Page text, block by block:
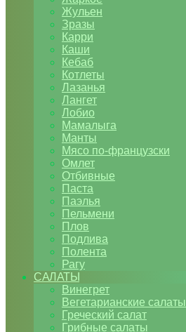
Жульен
Зразы
Карри
Каши
Кебаб
Котлеты
Лазанья
Лангет
Лобио
Мамалыга
Манты
Мясо по-французски
Омлет
Отбивные
Паста
Паэлья
Пельмени
Плов
Подлива
Полента
Рагу
САЛАТЫ
Винегрет
Вегетарианские салаты
Греческий салат
Грибные салаты